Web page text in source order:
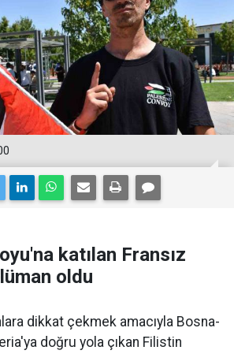
katılan Fransız
oldu
dikkat çekmek amacıyla Bosna-
doğru yola çıkan Filistin